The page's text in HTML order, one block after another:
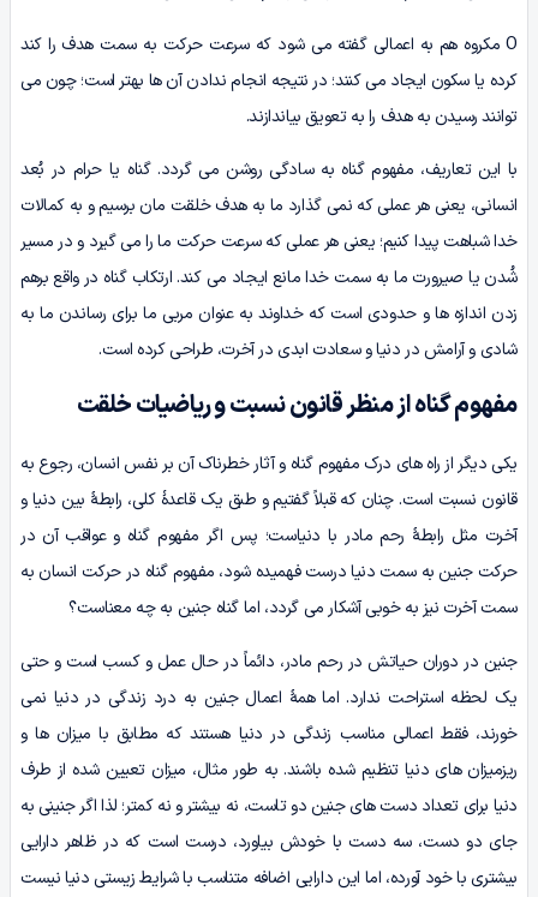
O مکروه هم به اعمالی گفته می شود که سرعت حرکت به سمت هدف را کند
کرده یا سکون ایجاد می کنند؛ در نتیجه انجام ندادن آن ها بهتر است؛ چون می
توانند رسیدن به هدف را به تعویق بیاندازند.
با این تعاریف، مفهوم گناه به سادگی روشن می گردد. گناه یا حرام در بُعد
انسانی، یعنی هر عملی که نمی گذارد ما به هدف خلقت مان برسیم و به کمالات
خدا شباهت پیدا کنیم؛ یعنی هر عملی که سرعت حرکت ما را می گیرد و در مسیر
شُدن یا صیرورت ما به سمت خدا مانع ایجاد می کند. ارتکاب گناه در واقع برهم
زدن اندازه ها و حدودی است که خداوند به عنوان مربی ما برای رساندن ما به
شادی و آرامش در دنیا و سعادت ابدی در آخرت، طراحی کرده است.
مفهوم گناه از منظر قانون نسبت و ریاضیات خلقت
یکی دیگر از راه های درک مفهوم گناه و آثار خطرناک آن بر نفس انسان، رجوع به
قانون نسبت است. چنان که قبلاً گفتیم و طبق یک قاعدۀ کلی، رابطۀ بین دنیا و
آخرت مثل رابطۀ رحم مادر با دنیاست؛ پس اگر مفهوم گناه و عواقب آن در
حرکت جنین به سمت دنیا درست فهمیده شود، مفهوم گناه در حرکت انسان به
سمت آخرت نیز به خوبی آشکار می گردد، اما گناه جنین به چه معناست؟
جنین در دوران حیاتش در رحم مادر، دائماً در حال عمل و کسب است و حتی
یک لحظه استراحت ندارد. اما همۀ اعمال جنین به درد زندگی در دنیا نمی
خورند، فقط اعمالی مناسب زندگی در دنیا هستند که مطابق با میزان ها و
ریزمیزان های دنیا تنظیم شده باشند. به طور مثال، میزان تعیین شده از طرف
دنیا برای تعداد دست های جنین دو تاست، نه بیشتر و نه کمتر؛ لذا اگر جنینی به
جای دو دست، سه دست با خودش بیاورد، درست است که در ظاهر دارایی
بیشتری با خود آورده، اما این دارایی اضافه متناسب با شرایط زیستی دنیا نیست